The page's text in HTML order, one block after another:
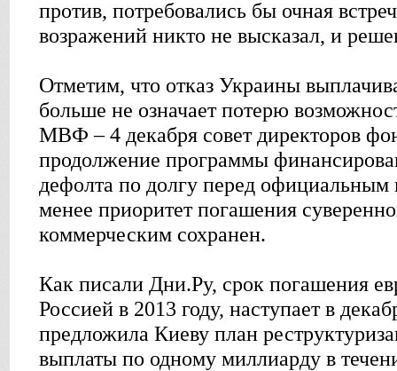
против, потребовались бы очная
возражений никто не высказал, и
Отметим, что отказ Украины
больше не означает потерю
МВФ – 4 декабря совет директоров
продолжение программы
дефолта по долгу перед
менее приоритет погашения
коммерческим сохранен.
Как писали Дни.Ру, срок погашения
Россией в 2013 году, наступает в
предложила Киеву план
выплаты по одному миллиарду в